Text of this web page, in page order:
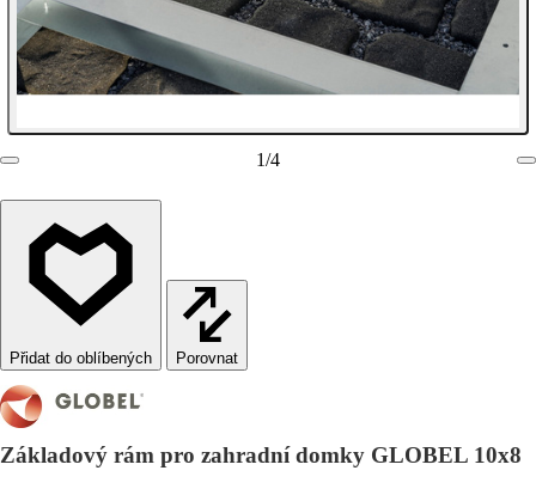
1/4
Porovnat
Základový rám pro zahradní domky GLOBEL 10x8